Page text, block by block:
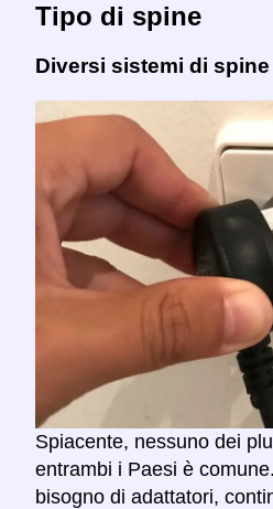
Tipo di spine
Diversi sistemi di spine
Spiacente, nessuno dei
entrambi i Paesi è
bisogno di adattatori,